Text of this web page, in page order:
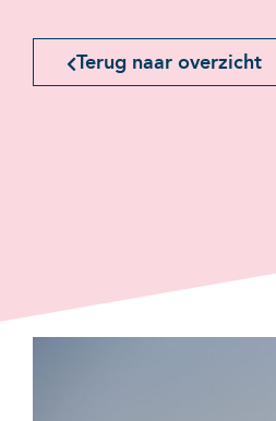
Terug naar overzicht